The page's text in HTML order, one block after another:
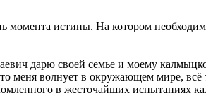
момента истины. На котором
дарю своей семье и моему
меня волнует в окружающем мире,
в жесточайших испытаниях